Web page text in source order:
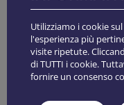
Archivio —
RADICE
Utilizziamo i cookie
l'esperienza più
visite ripetute.
di TUTTI i cookie.
fornire un consenso